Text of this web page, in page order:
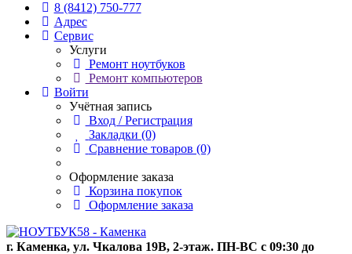
8 (8412) 750-777
Адрес
Сервис
Услуги
Ремонт ноутбуков
Ремонт компьютеров
Войти
Учётная запись
Вход / Регистрация
Закладки (0)
Сравнение товаров (0)
Оформление заказа
Корзина покупок
Оформление заказа
г. Каменка, ул. Чкалова 19В, 2-этаж. ПН-ВС с 09:30 до